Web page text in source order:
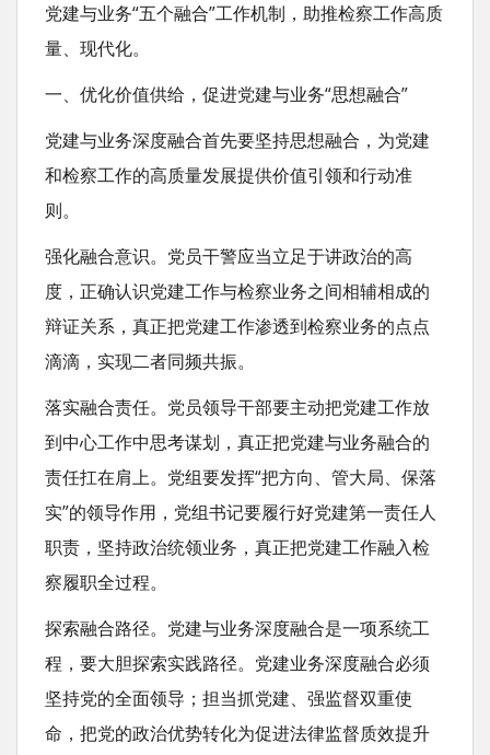
党建与业务“五个融合”工作机制，助推检察工作高质
量、现代化。
一、优化价值供给，促进党建与业务“思想融合”
党建与业务深度融合首先要坚持思想融合，为党建
和检察工作的高质量发展提供价值引领和行动准
则。
强化融合意识。党员干警应当立足于讲政治的高
度，正确认识党建工作与检察业务之间相辅相成的
辩证关系，真正把党建工作渗透到检察业务的点点
滴滴，实现二者同频共振。
落实融合责任。党员领导干部要主动把党建工作放
到中心工作中思考谋划，真正把党建与业务融合的
责任扛在肩上。党组要发挥“把方向、管大局、保落
实”的领导作用，党组书记要履行好党建第一责任人
职责，坚持政治统领业务，真正把党建工作融入检
察履职全过程。
探索融合路径。党建与业务深度融合是一项系统工
程，要大胆探索实践路径。党建业务深度融合必须
坚持党的全面领导；担当抓党建、强监督双重使
命，把党的政治优势转化为促进法律监督质效提升